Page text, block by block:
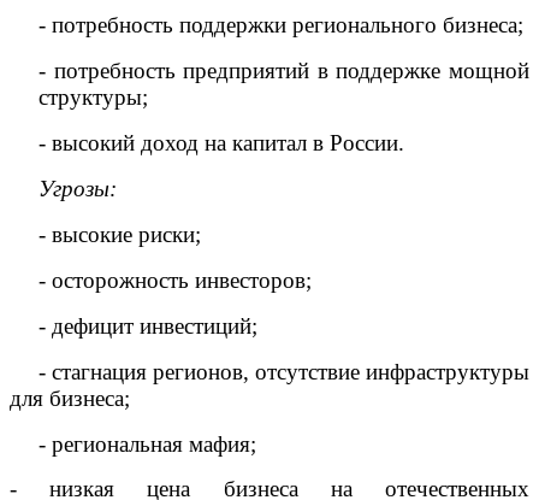
- потребность поддержки регионального бизнеса;
- потребность предприятий в поддержке мощной
структуры;
- высокий доход на капитал в России.
Угрозы:
- высокие риски;
- осторожность инвесторов;
- дефицит инвестиций;
- стагнация регионов, отсутствие инфраструктуры
для бизнеса;
- региональная мафия;
- низкая цена бизнеса
на отечественных